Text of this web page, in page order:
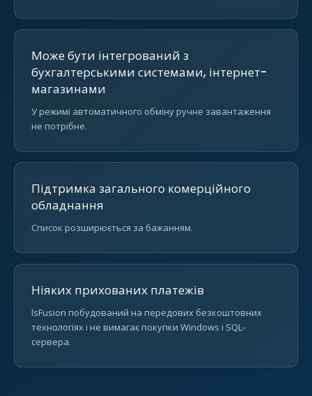
Може бути інтегрований з
бухгалтерськими системами, інтернет-
магазинами
У режимі автоматичного обміну ручне завантаження
не потрібне.
Підтримка загального комерційного
обладнання
Список розширюється за бажанням.
Ніяких прихованих платежів
lsFusion побудований на передових безкоштовних
технологіях і не вимагає покупки Windows і SQL-
сервера.